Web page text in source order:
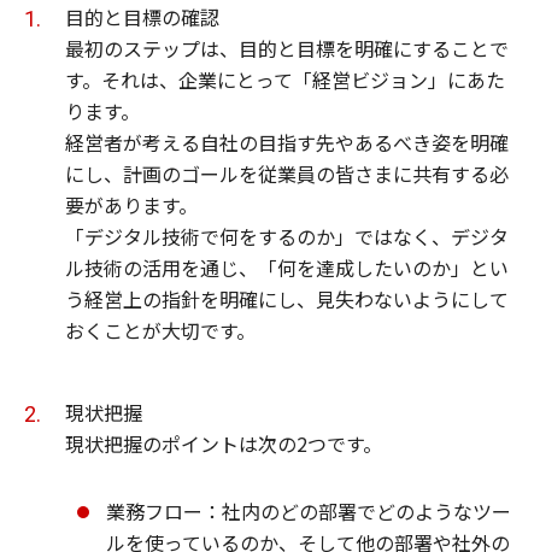
目的と目標の確認
最初のステップは、目的と目標を明確にすることで
す。それは、企業にとって「経営ビジョン」にあた
ります。
経営者が考える自社の目指す先やあるべき姿を明確
にし、計画のゴールを従業員の皆さまに共有する必
要があります。
「デジタル技術で何をするのか」ではなく、デジタ
ル技術の活用を通じ、「何を達成したいのか」とい
う経営上の指針を明確にし、見失わないようにして
おくことが大切です。
現状把握
現状把握のポイントは次の2つです。
業務フロー：社内のどの部署でどのようなツー
ルを使っているのか、そして他の部署や社外の